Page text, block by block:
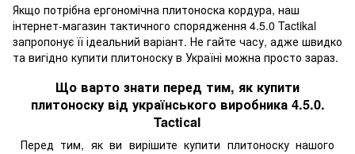
Якщо потрібна ергономічна плитоноска кордура, наш
інтернет-магазин тактичного спорядження 4.5.0 Tactikal
запропонує її ідеальний варіант. Не гайте часу, адже швидко
та вигідно купити плитоноску в Україні можна просто зараз.
Що варто знати перед тим, як купити
плитоноску від українського виробника 4.5.0.
Tactiсal
Перед тим, як ви вирішите купити плитоноску нашого